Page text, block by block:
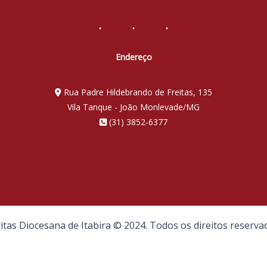
Endereço
Rua Padre Hildebrando de Freitas, 135
Vila Tanque - João Monlevade/MG
(31) 3852-6377
Diocesana de Itabira © 2024. Todos os direitos